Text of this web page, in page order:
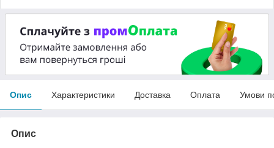
Опис Характеристики Доставка Оплата Умови
Опис